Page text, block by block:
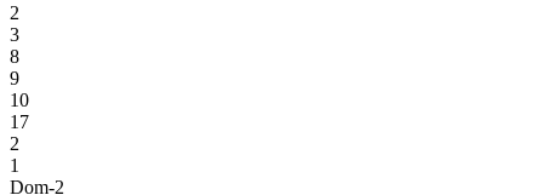
2
3
8
9
10
17
2
1
Dom-2